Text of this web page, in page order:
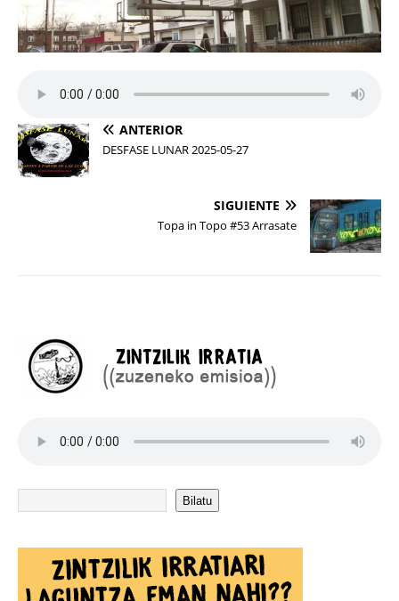
ANTERIOR
DESFASE LUNAR 2025-05-27
SIGUIENTE
Topa in Topo #53 Arrasate
Bilatu